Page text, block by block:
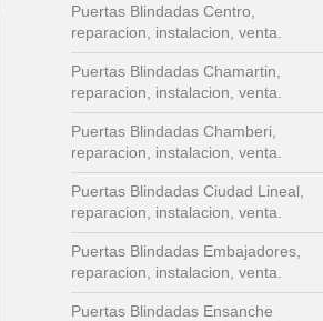
Puertas Blindadas Centro,
reparacion, instalacion, venta.
Puertas Blindadas Chamartin,
reparacion, instalacion, venta.
Puertas Blindadas Chamberi,
reparacion, instalacion, venta.
Puertas Blindadas Ciudad Lineal,
reparacion, instalacion, venta.
Puertas Blindadas Embajadores,
reparacion, instalacion, venta.
Puertas Blindadas Ensanche